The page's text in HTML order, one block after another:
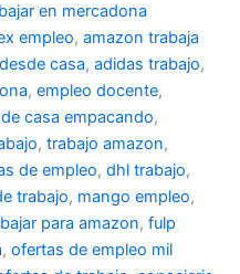
en mercadona
empleo, amazon trabaja
casa, adidas trabajo,
, empleo docente,
casa empacando,
, trabajo amazon,
de empleo, dhl trabajo,
trabajo, mango empleo,
para amazon, fulp
, ofertas de empleo mil